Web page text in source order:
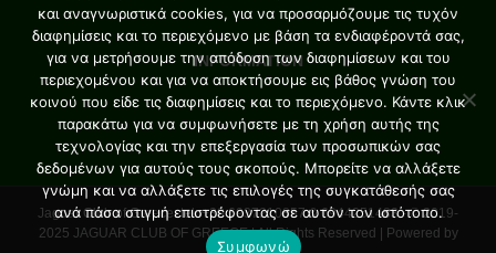
INFORMATION
Jaguar Club of Greece. tel: +30 6937210857 & 6944251483 - © 2019-
2025 JAGUAR CLUB OF GREECE | All Rights Reserved | Powered by
και αναγνωριστικά cookies, για να προσαρμόζουμε τις τυχόν
διαφημίσεις και το περιεχόμενο με βάση τα ενδιαφέροντά σας,
για να μετρήσουμε την απόδοση των διαφημίσεων και του
περιεχομένου και για να αποκτήσουμε εις βάθος γνώση του
κοινού που είδε τις διαφημίσεις και το περιεχόμενο. Κάντε κλικ
παρακάτω για να συμφωνήσετε με τη χρήση αυτής της
τεχνολογίας και την επεξεργασία των προσωπικών σας
δεδομένων για αυτούς τους σκοπούς. Μπορείτε να αλλάξετε
γνώμη και να αλλάξετε τις επιλογές της συγκατάθεσής σας
ανά πάσα στιγμή επιστρέφοντας σε αυτόν τον ιστότοπο.
Συμφωνώ